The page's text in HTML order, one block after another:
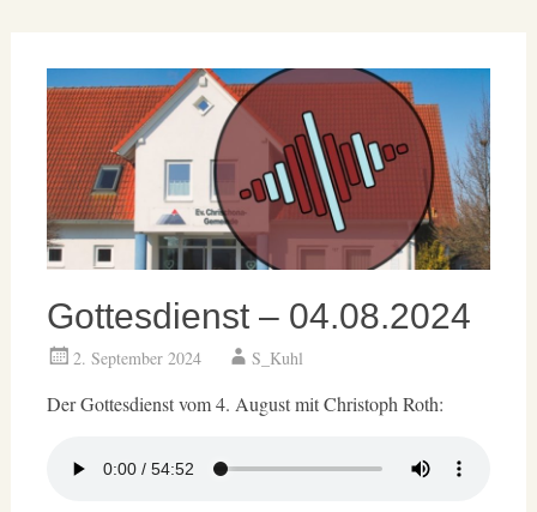
Gottesdienst – 04.08.2024
2. September 2024 S_Kuhl
Der Gottesdienst vom 4. August mit Christoph Roth: